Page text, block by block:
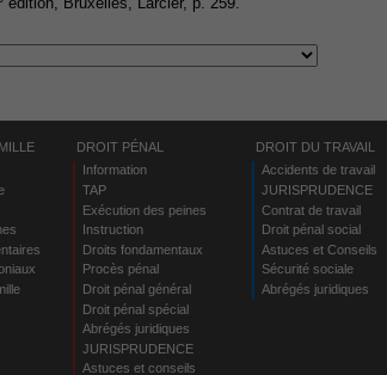
DROIT PÉNAL
Information
TAP
Exécution des peines
Instruction
Droits fondamentaux
Procès pénal
Droit pénal général
Droit pénal spécial
Abrégés juridiques
JURISPRUDENCE
Astuces et conseils
DROIT DU TRAVAIL
Accidents de travail
JURISPRUDENCE
Contrat de travail
Droit pénal social
Astuces et Conseils
Sécurité sociale
Abrégés juridiques